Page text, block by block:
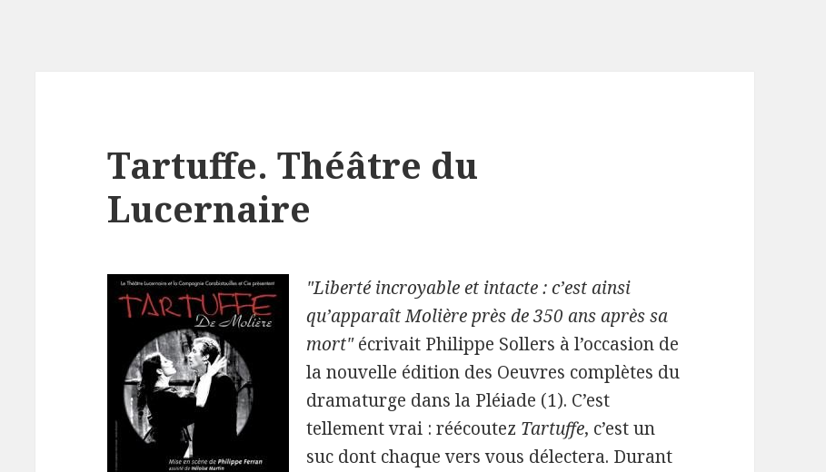
Tartuffe. Théâtre du
Lucernaire
"Liberté incroyable et intacte : c’est ainsi
qu’apparaît Molière près de 350 ans après sa
mort"écrivait Philippe Sollers à l’occasion de
la nouvelle édition des Oeuvres complètes du
dramaturge dans la Pléiade (1). C’est
tellement vrai : réécoutez Tartuffe, c’est un
suc dont chaque vers vous délectera. Durant